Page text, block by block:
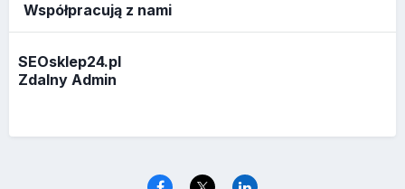
Współpracują z nami
SEOsklep24.pl
Zdalny Admin